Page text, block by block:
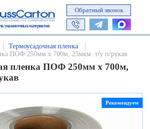
упаковочных материалов
Обратный звонок
Термоусадочная пленка
ПОФ 250мм х 700м, 25мкм. т/у п/рукав
пленка ПОФ 250мм х 700м,
Рекомендуем